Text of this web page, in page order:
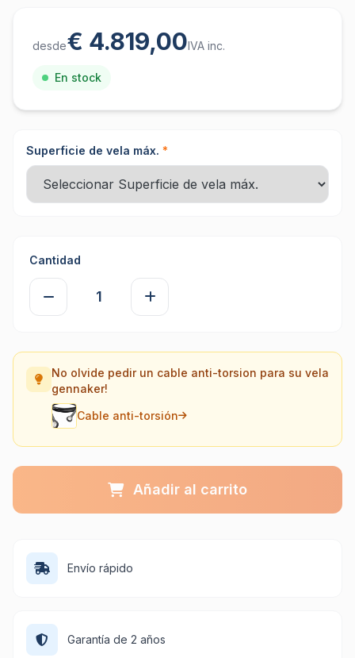
desde€ 4.819,00IVA inc.
En stock
Superficie de vela máx. *
Cantidad
No olvide pedir un cable anti-torsion para su vela
gennaker!
Cable anti-torsión
Añadir al carrito
Envío rápido
Garantía de 2 años